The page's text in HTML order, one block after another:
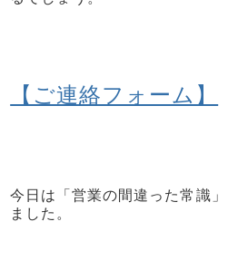
【ご連絡フォーム】
今日は 「営業の間違った常識」
ました。